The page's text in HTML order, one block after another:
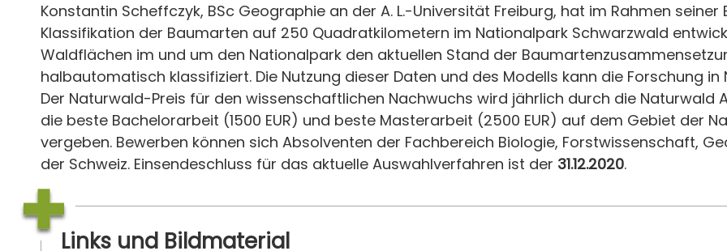
Konstantin Scheffczyk, BSc Geographie an der A. L.-Universität Freiburg, hat im Rahmen
Klassifikation der Baumarten auf 250 Quadratkilometern im Nationalpark Schwarzwald
Waldflächen im und um den Nationalpark den aktuellen Stand der
halbautomatisch klassifiziert. Die Nutzung dieser Daten und des Modells kann die Forschung
Der Naturwald-Preis für den wissenschaftlichen Nachwuchs wird jährlich durch die Naturwald
die beste Bachelorarbeit (1500 EUR) und beste Masterarbeit (2500 EUR) auf dem Gebiet der
vergeben. Bewerben können sich Absolventen der Fachbereich Biologie, Forstwissenschaft,
der Schweiz. Einsendeschluss für das aktuelle Auswahlverfahren ist der 31.12.2020.
Links und Bildmaterial